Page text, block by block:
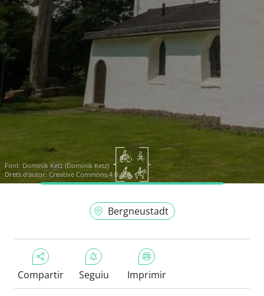
Font: Dominik Ketz (Dominik Ketz)
Drets d'autor: Creative Commons 4.0
Bergneustadt
Compartir Seguiu Imprimir